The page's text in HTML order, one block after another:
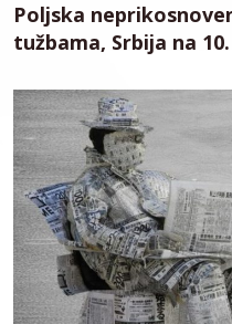
Poljska
tužbama, Srbija na